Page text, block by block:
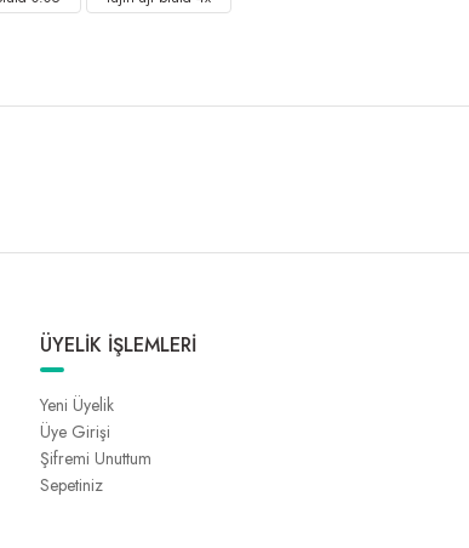
ÜYELİK İŞLEMLERİ
Yeni Üyelik
Üye Girişi
Şifremi Unuttum
Sepetiniz